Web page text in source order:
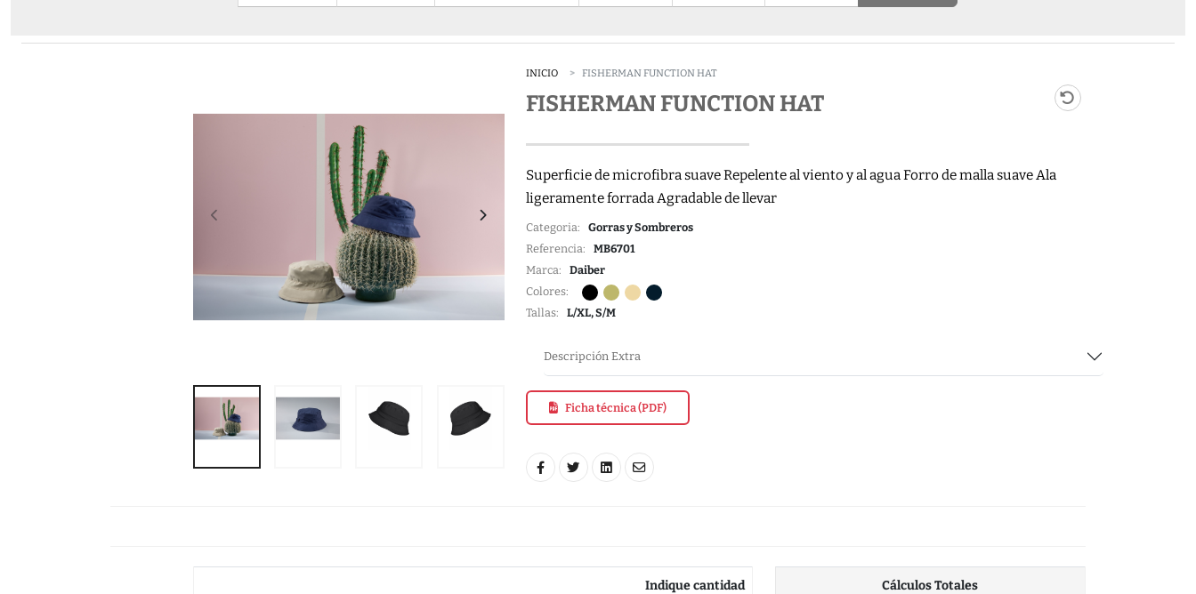
INICIO FISHERMAN FUNCTION HAT
FISHERMAN FUNCTION HAT
Superficie de microfibra suave Repelente al viento y al agua Forro de malla suave Ala
ligeramente forrada Agradable de llevar
Categoria: Gorras y Sombreros
Referencia: MB6701
Marca: Daiber
Colores:
Tallas: L/XL, S/M
Descripción Extra
Ficha técnica (PDF)
Indique cantidad Cálculos Totales